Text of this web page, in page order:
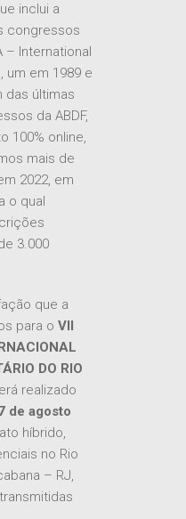
inclui a
congressos
– International
um em 1989 e
das últimas
da ABDF,
100% online,
mais de
2022, em
o qual
3.000
que a
para o VII
DO RIO
realizado
de agosto
híbrido,
no Rio
– RJ,